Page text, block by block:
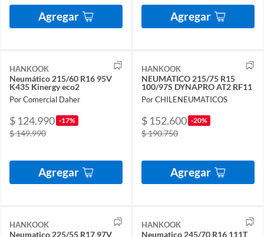
Agregar Agregar
HANKOOK
Neumático 215/60 R16 95V
K435 Kinergy eco2
Por Comercial Daher
$ 124.990 -17%
$ 149.990
Agregar
HANKOOK
NEUMATICO 215/75 R15
100/97S DYNAPRO AT2 RF11
Por CHILENEUMATICOS
$ 152.600 -20%
$ 190.750
Agregar
HANKOOK
Neumatico 225/55 R17 97V
HANKOOK
Neumatico 245/70 R16 111T